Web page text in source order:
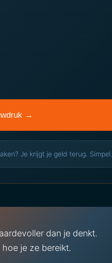
→
Je krijgt je geld terug. Simpel.
dan je denkt.
je ze bereikt.